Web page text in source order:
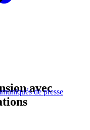
de presse
avec